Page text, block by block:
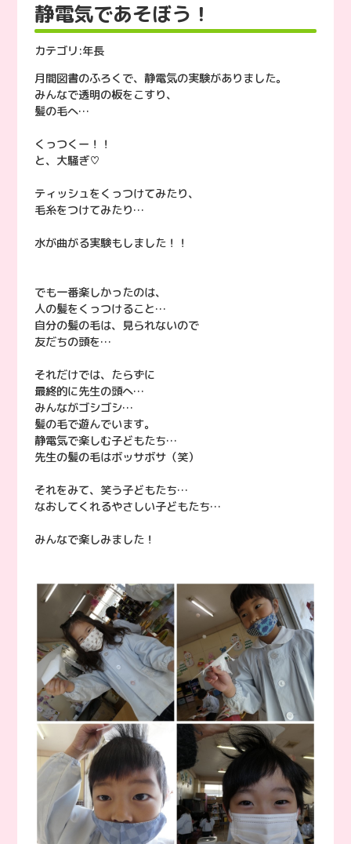
静電気であそぼう！
カテゴリ:年長
月間図書のふろくで、静電気の実験がありました。
みんなで透明の板をこすり、
髪の毛へ…
くっつくー！！
と、大騒ぎ♡
ティッシュをくっつけてみたり、
毛糸をつけてみたり…
水が曲がる実験もしました！！
でも一番楽しかったのは、
人の髪をくっつけること…
自分の髪の毛は、見られないので
友だちの頭を…
それだけでは、たらずに
最終的に先生の頭へ…
みんながゴシゴシ…
髪の毛で遊んでいます。
静電気で楽しむ子どもたち…
先生の髪の毛はボッサボサ（笑）
それをみて、笑う子どもたち…
なおしてくれるやさしい子どもたち…
みんなで楽しみました！